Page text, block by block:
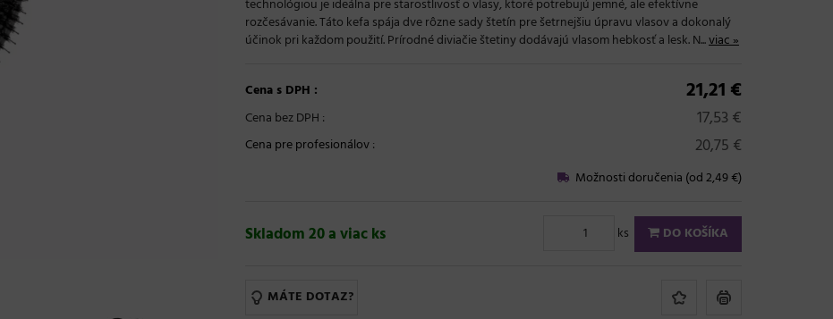
technológiou je ideálna pre starostlivosť o vlasy, ktoré potrebujú jemné, ale efektívne
rozčesávanie. Táto kefa spája dve rôzne sady štetín pre šetrnejšiu úpravu vlasov a dokonalý
účinok pri každom použití. Prírodné diviačie štetiny dodávajú vlasom hebkosť a lesk. N...viac »
Cena s DPH : 21,21 €
Cena bez DPH : 17,53 €
Cena pre profesionálov: 20,75 €
Možnosti doručenia (od 2,49 €)
Skladom 20 a viac ks ks DO KOŠÍKA
MÁTE DOTAZ?